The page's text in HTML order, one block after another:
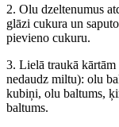
2. Olu dzeltenumus
glāzi cukura un
pievieno cukuru.
3. Lielā traukā
nedaudz miltu): olu
kubiņi, olu baltums,
baltums.